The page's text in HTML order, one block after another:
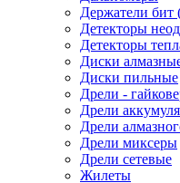
Держатели бит
Детекторы
Детекторы
Диски
Диски пильные
Дрели -
Дрели
Дрели
Дрели миксеры
Дрели сетевые
Жилеты